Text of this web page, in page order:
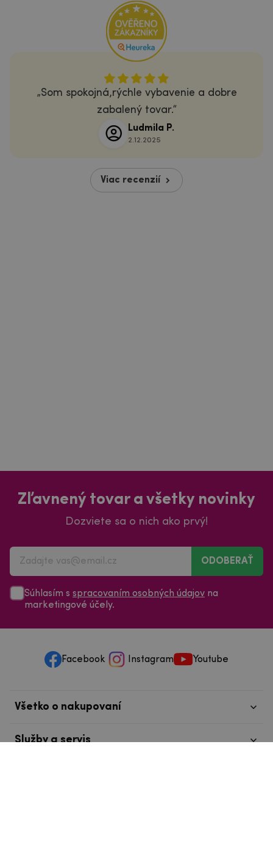
Som spokojná,rýchle vybavenie a dobre
zabalený tovar.
Ludmila P.
2.12.2025
Viac recenzií
Zľavnený tovar a všetky novinky
Dozviete sa o nich ako prvý!
ODOBERAŤ
Súhlasím s spracovaním osobných údajov na
marketingové účely.
Facebook Instagram Youtube
Všetko o nakupovaní
Služby a servis